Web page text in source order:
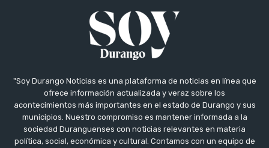
"Soy Durango Noticias es una plataforma de noticias en línea que
ofrece información actualizada y veraz sobre los
acontecimientos más importantes en el estado de Durango y sus
municipios. Nuestro compromiso es mantener informada a la
sociedad Duranguenses con noticias relevantes en materia
política, social, económica y cultural. Contamos con un equipo de